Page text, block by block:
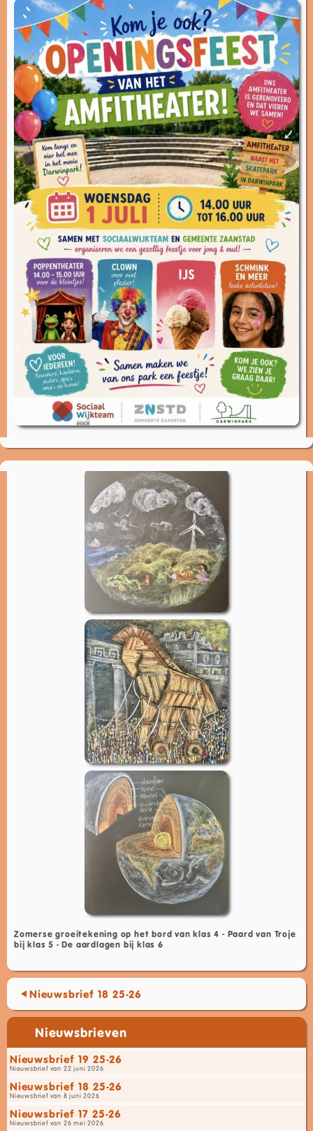
Zomerse groeitekening op het bord van klas 4 - Paard van Troje
bij klas 5 - De aardlagen bij klas 6
Nieuwsbrief 18 25-26
Nieuwsbrieven
Nieuwsbrief 19 25-26
Nieuwsbrief van 22 juni 2026
Nieuwsbrief 18 25-26
Nieuwsbrief van 8 juni 2026
Nieuwsbrief 17 25-26
Nieuwsbrief van 26 mei 2026